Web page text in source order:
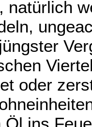
natürlich
oder